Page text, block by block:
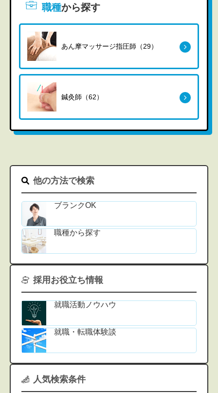
職種から探す
あん摩マッサージ指圧師（29）
鍼灸師（62）
他の方法で検索
ブランクOK
職種から探す
採用お役立ち情報
就職活動ノウハウ
就職・転職体験談
人気検索条件